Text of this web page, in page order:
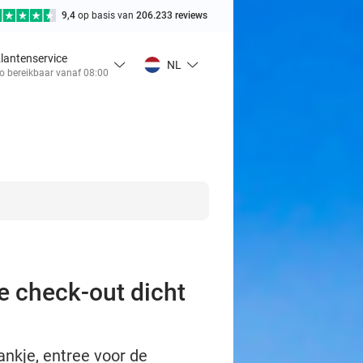
9,4 op basis van 206.233 reviews
bereikbaar vanaf 08:00
NL
check-out dicht
entree voor de